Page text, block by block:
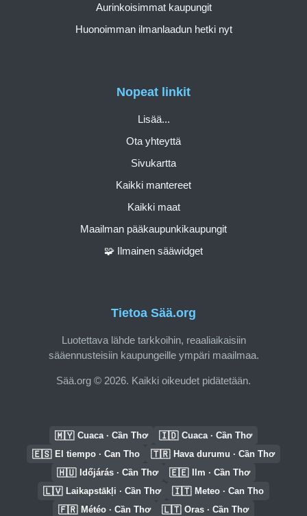
Tietoa Sää.org
Luotettava lähde tarkkoihin, reaaliaikaisiin
sääennusteisiin kaupungeille ympäri maailmaa.
Sää.org © 2026. Kaikki oikeudet pidätetään.
Nopeat linkit
Lisää...
Ota yhteyttä
Sivukartta
Kaikki mantereet
Kaikki maat
Maailman pääkaupunkikaupungit
🧩 Ilmainen sääwidget
Aurinkoisimmat kaupungit
Huonoimman ilmanlaadun hetki nyt
🇲🇾 Cuaca · Cần Thơ 🇮🇩 Cuaca · Cần Thơ
🇪🇸 El tiempo · Can Tho 🇹🇷 Hava durumu · Cần Thơ
🇭🇺 Időjárás · Cần Thơ 🇪🇪 Ilm · Cần Thơ
🇱🇻 Laikapstākļi · Cần Thơ 🇮🇹 Meteo · Can Tho
🇫🇷 Météo · Cần Thơ 🇱🇹 Oras · Cần Thơ